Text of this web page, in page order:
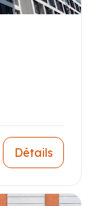
Détails